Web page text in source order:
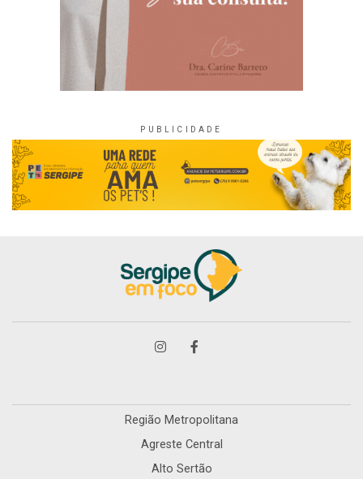
Região Metropolitana
Agreste Central
Alto Sertão